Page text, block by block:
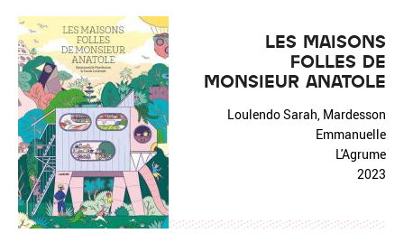
LES MAISONS
FOLLES DE
MONSIEUR ANATOLE
Loulendo Sarah, Mardesson
Emmanuelle
L'Agrume
2023